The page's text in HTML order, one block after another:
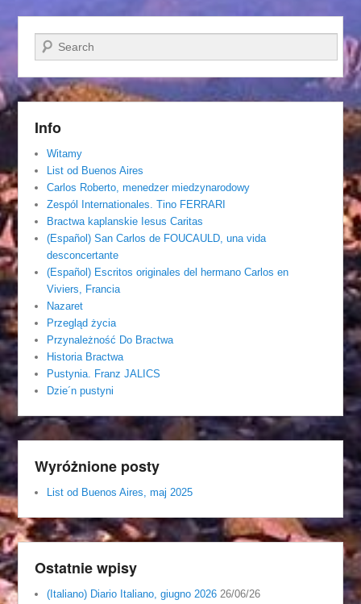
Szukaj
Info
Witamy
List od Buenos Aires
Carlos Roberto, menedzer miedzynarodowy
Zespól Internationales. Tino FERRARI
Bractwa kaplanskie Iesus Caritas
(Español) San Carlos de FOUCAULD, una vida
desconcertante
(Español) Escritos originales del hermano Carlos en
Viviers, Francia
Nazaret
Przegląd życia
Przynależność Do Bractwa
Historia Bractwa
Pustynia. Franz JALICS
Dzie´n pustyni
Wyróżnione posty
List od Buenos Aires, maj 2025
Ostatnie wpisy
(Italiano) Diario Italiano, giugno 2026 26/06/26